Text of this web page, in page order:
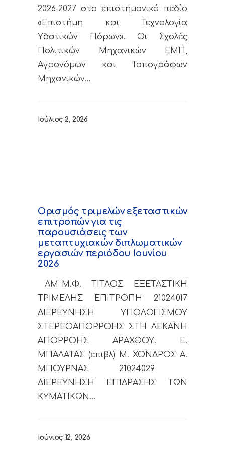
2026-2027 στο επιστημονικό πεδίο
«Επιστήμη και Τεχνολογία
Υδατικών Πόρων». Οι Σχολές
Πολιτικών Μηχανικών ΕΜΠ,
Αγρονόμων και Τοπογράφων
Μηχανικών…
Ιούλιος 2, 2026
Ορισμός τριμελών εξεταστικών
επιτροπών για τις
παρουσιάσεις των
μεταπτυχιακών διπλωματικών
εργασιών περιόδου Ιουνίου
2026
AM Μ.Φ. ΤΙΤΛΟΣ ΕΞΕΤΑΣΤΙΚΗ
ΤΡΙΜΕΛΗΣ ΕΠΙΤΡΟΠΗ 21024017
ΔΙΕΡΕΥΝΗΣΗ ΥΠΟΛΟΓΙΣΜΟΥ
ΣΤΕΡΕΟΑΠΟΡΡΟΗΣ ΣΤΗ ΛΕΚΑΝΗ
ΑΠΟΡΡΟΗΣ ΑΡΑΧΘΟΥ. Ε.
ΜΠΑΛΑΤΑΣ (επιβλ) Μ. ΧΟΝΔΡΟΣ Α.
ΜΠΟΥΡΝΑΣ 21024029
ΔΙΕΡΕΥΝΗΣΗ ΕΠΙΔΡΑΣΗΣ ΤΩΝ
ΚΥΜΑΤΙΚΩΝ…
Ιούνιος 12, 2026